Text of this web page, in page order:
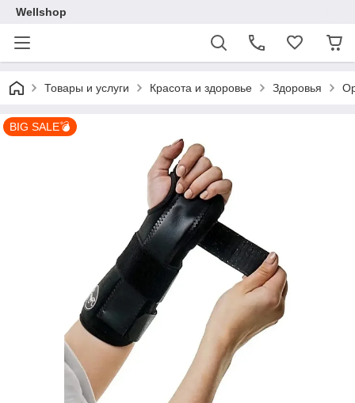
Wellshop
Товары и услуги Красота и здоровье Здоровья
BIG SALE💣